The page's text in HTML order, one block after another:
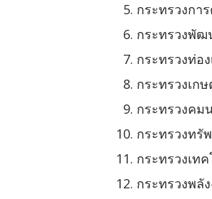
กระทรวงกา
กระทรวงพัฒ
กระทรวงท่อ
กระทรวงเก
กระทรวงค
กระทรวงทรั
กระทรวงเท
กระทรวงพลั